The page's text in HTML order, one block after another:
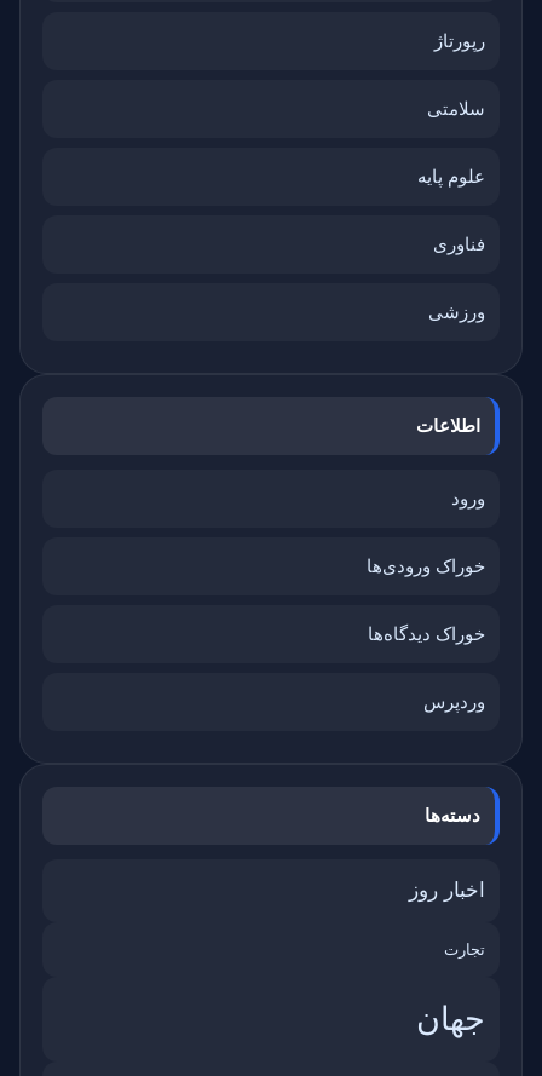
رپورتاژ
سلامتی
علوم پایه
فناوری
ورزشی
اطلاعات
ورود
خوراک ورودی‌ها
خوراک دیدگاه‌ها
وردپرس
دسته‌ها
اخبار روز
تجارت
جهان